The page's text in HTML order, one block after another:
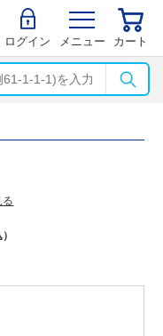
ログイン メニュー カート